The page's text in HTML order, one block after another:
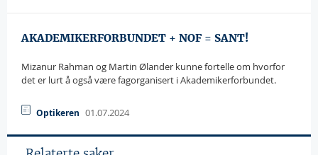
AKADEMIKERFORBUNDET + NOF = SANT!
Mizanur Rahman og Martin Ølander kunne fortelle om hvorfor
det er lurt å også være fagorganisert i Akademikerforbundet.
Optikeren 01.07.2024